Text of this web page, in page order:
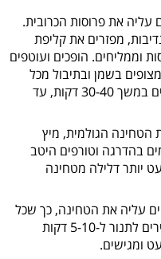
עליה את פרוסות הכרובית.
מפזרים את קליפת
וממליחים. הופכים ועוטפים
בשמן ובתיבול מכל
הצדדים. מכניסים לתנור החם ואופים במשך 30-40 דקות, עד
הטחינה הגולמית, מיץ
בהדרגה וטורפים היטב
יותר דלילה מטחינה
עליה את הטחינה, כך שכל
הפרוסות יכוסו, לפחות חלקית. מחזירים לתנור ל-5-10 דקות
ומגישים.